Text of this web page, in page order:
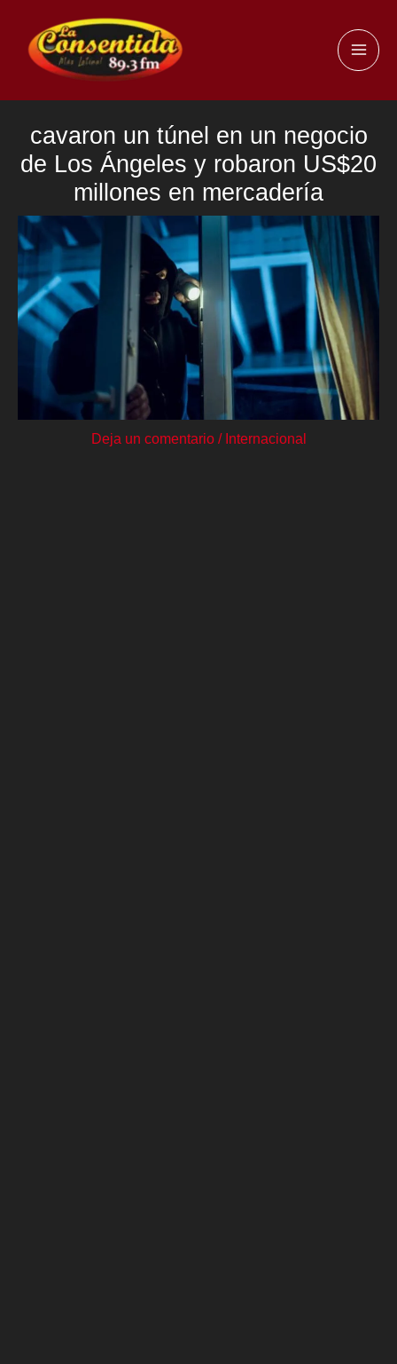
contenido
cavaron un túnel en un negocio
de Los Ángeles y robaron US$20
millones en mercadería
Deja un comentario / Internacional